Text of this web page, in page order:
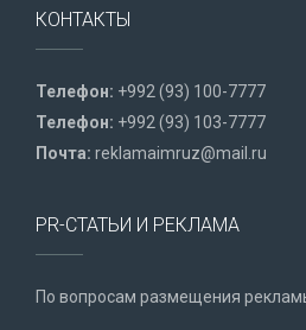
КОНТАКТЫ
Телефон: +992 (93) 100-7777
Телефон: +992 (93) 103-7777
Почта: reklamaimruz@mail.ru
PR-СТАТЬИ И РЕКЛАМА
По вопросам размещения